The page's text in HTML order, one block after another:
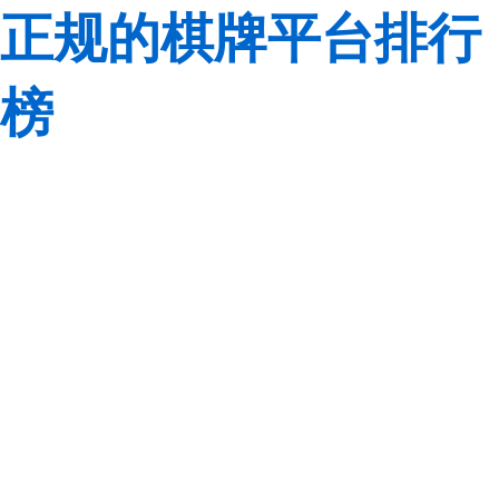
正规的棋牌平台排行
榜